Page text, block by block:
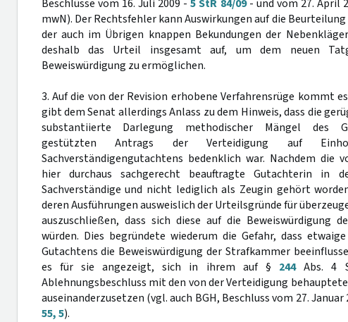
Beschlüsse vom 16. Juli 2009 -5 StR 84/09- und vom 27. April
mwN). Der Rechtsfehler kann Auswirkungen auf die
der auch im Übrigen knappen Bekundungen der
deshalb das Urteil insgesamt auf, um dem neuen
Beweiswürdigung zu ermöglichen.
3. Auf die von der Revision erhobene Verfahrensrüge kommt
gibt dem Senat allerdings Anlass zu dem Hinweis, dass die
substantiierte Darlegung methodischer Mängel des
gestützten Antrags der Verteidigung auf
Sachverständigengutachtens bedenklich war. Nachdem die
hier durchaus sachgerecht beauftragte Gutachterin in
Sachverständige und nicht lediglich als Zeugin gehört
deren Ausführungen ausweislich der Urteilsgründe für
auszuschließen, dass sich diese auf die Beweiswürdigung
würden. Dies begründete wiederum die Gefahr, dass
Gutachtens die Beweiswürdigung der Strafkammer
es für sie angezeigt, sich in ihrem auf § 244Abs. 4
Ablehnungsbeschluss mit den von der Verteidigung
auseinanderzusetzen (vgl. auch BGH, Beschluss vom 27. Januar
55, 5).